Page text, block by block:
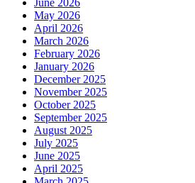
June 2026
May 2026
April 2026
March 2026
February 2026
January 2026
December 2025
November 2025
October 2025
September 2025
August 2025
July 2025
June 2025
April 2025